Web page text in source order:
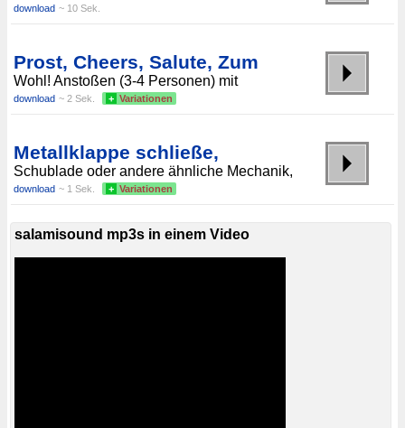
download ~ 10 Sek.
Prost, Cheers, Salute, Zum
Wohl! Anstoßen (3-4 Personen) mit
download ~ 2 Sek. + Variationen
Metallklappe schließe,
Schublade oder andere ähnliche Mechanik,
download ~ 1 Sek. + Variationen
salamisound mp3s in einem Video